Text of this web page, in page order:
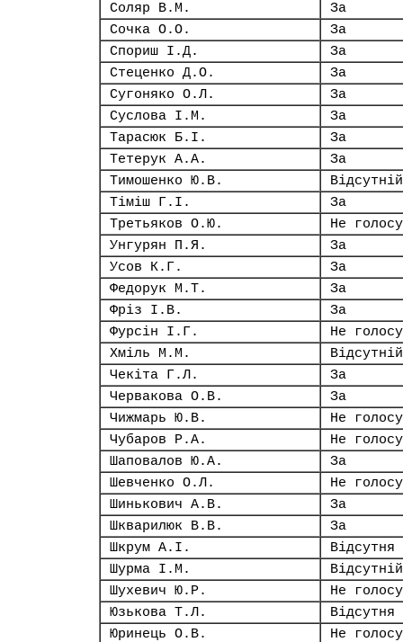
Соляр В.М.
За
Сочка О.О.
За
Спориш І.Д.
За
Стеценко Д.О.
За
Сугоняко О.Л.
За
Суслова І.М.
За
Тарасюк Б.І.
За
Тетерук А.А.
За
Тимошенко Ю.В.
Відсутній
Тіміш Г.І.
За
Третьяков О.Ю.
Не
Унгурян П.Я.
За
Усов К.Г.
За
Федорук М.Т.
За
Фріз І.В.
За
Фурсін І.Г.
Не
Хміль М.М.
Відсутній
Чекіта Г.Л.
За
Червакова О.В.
За
Чижмарь Ю.В.
Не
Чубаров Р.А.
Не
Шаповалов Ю.А.
За
Шевченко О.Л.
Не
Шинькович А.В.
За
Шкварилюк В.В.
За
Шкрум А.І.
Відсутня
Шурма І.М.
Відсутній
Шухевич Ю.Р.
Не
Юзькова Т.Л.
Відсутня
Юринець О.В.
Не